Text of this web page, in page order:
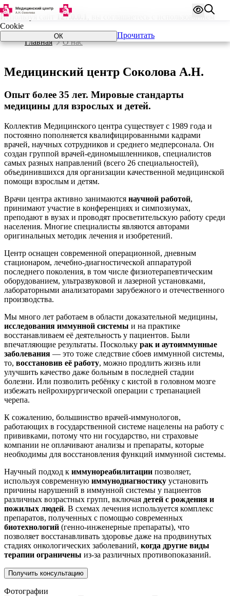
Используя сайт 127.0.0.1
, вы соглашаетесь с использованием
Cookie
ОК Прочитать
Главная О нас
Медицинский центр Соколова А.Н.
Опыт более 35 лет. Мировые стандарты
медицины для взрослых и детей.
Коллектив Медицинского центра существует с 1989 года и
постоянно пополняется квалифицированными кадрами
врачей, научных сотрудников и среднего медперсонала. Он
создан группой врачей-единомышленников, специалистов
самых разных направлений (всего 26 специальностей),
объединившихся для организации качественной медицинской
помощи взрослым и детям.
Врачи центра активно занимаются научной работой,
принимают участие в конференциях и симпозиумах,
преподают в вузах и проводят просветительскую работу среди
населения. Многие специалисты являются авторами
оригинальных методик лечения и изобретений.
Центр оснащен современной операционной, дневным
стационаром, лечебно-диагностической аппаратурой
последнего поколения, в том числе физиотерапевтическим
оборудованием, ультразвуковой и лазерной установками,
лабораторными анализаторами зарубежного и отечественного
производства.
Мы много лет работаем в области доказательной медицины,
исследования иммунной системы и на практике
восстанавливаем её деятельность у пациентов. Были
впечатляющие результаты. Поскольку рак и аутоиммунные
заболевания — это тоже следствие сбоев иммунной системы,
то, восстановив её работу, можно продлить жизнь или
улучшить качество даже больным в последней стадии
болезни. Или позволить ребёнку с кистой в головном мозге
избежать нейрохирургической операции с трепанацией
черепа.
К сожалению, большинство врачей-иммунологов,
работающих в государственной системе нацелены на работу с
прививками, потому что ни государство, ни страховые
компании не оплачивают анализы и препараты, которые
необходимы для восстановления функций иммунной системы.
Научный подход к иммунореабилитации позволяет,
используя современную иммунодиагностику установить
причины нарушений в иммунной системы у пациентов
различных возрастных групп, включая детей с рождения и
пожилых людей. В схемах лечения используется комплекс
препаратов, полученных с помощью современных
биотехнологий (генно-инженерные препараты), что
позволяет восстанавливать здоровье даже на продвинутых
стадиях онкологических заболеваний, когда другие виды
терапии ограничены из-за различных противопоказаний.
Получить консультацию
Фотографии